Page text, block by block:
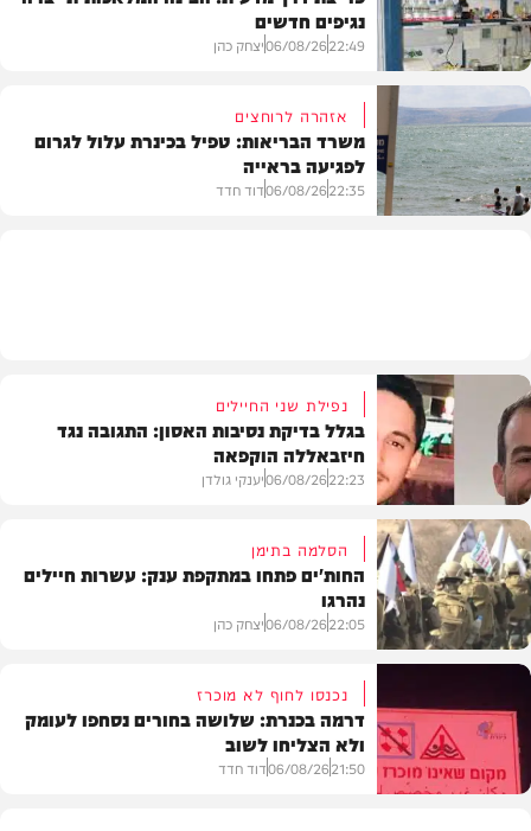
פוליטי
בריאות
נגיפים חדשים
22:49
06/08/26יצחק כהן
אזהרה לרוחצים
משרד הבריאות: טפיל בכינרת עלול לגרום
לפגיעה בראייה
22:35
06/08/26דוד חדד
צבא וביטחון
נפילת שני החיילים
בגלל בדיקת נסיבות האסון: התגובה נגד
חיזבאללה הוקפאה
22:23
06/08/26יענקי גולדן
בעולם
הסלמה בתימן
החות'ים פתחו במתקפת ענק: עשרות חיילים
נהרגו
22:05
06/08/26יצחק כהן
נכנסו לחוף לא מוכרז
דרמה בכנרת: שלושה בחורים נסחפו לעומק
ולא הצליחו לשוב
21:50
06/08/26דוד חדד